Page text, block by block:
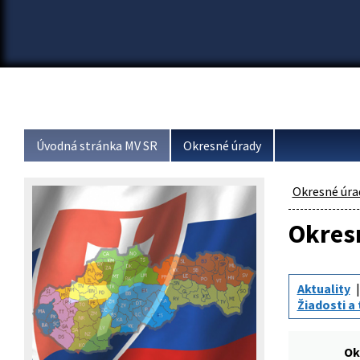
Úvodná stránka MV SR Okresné úrady
Okresné
Aktuality
Žiadosti a